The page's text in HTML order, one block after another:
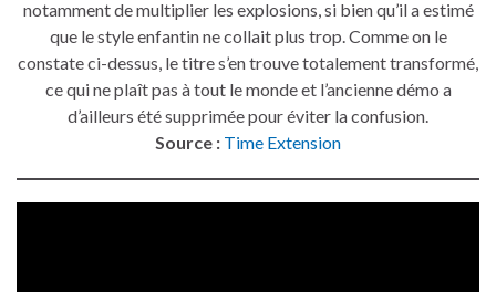
notamment de multiplier les explosions, si bien qu’il a estimé
que le style enfantin ne collait plus trop. Comme on le
constate ci-dessus, le titre s’en trouve totalement transformé,
ce qui ne plaît pas à tout le monde et l’ancienne démo a
d’ailleurs été supprimée pour éviter la confusion.
Source : Time Extension